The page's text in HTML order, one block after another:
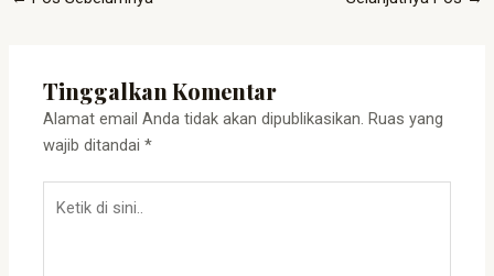
Tinggalkan Komentar
Alamat email Anda tidak akan dipublikasikan. Ruas yang
wajib ditandai*